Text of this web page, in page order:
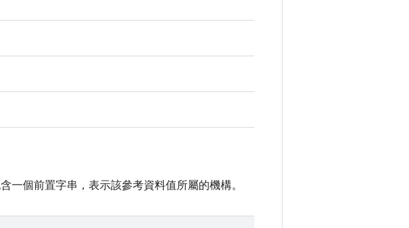
一個前置字串，表示該參考資料值所屬的機構。